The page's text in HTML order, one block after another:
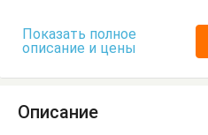
Показать полное
описание и цены
Описание